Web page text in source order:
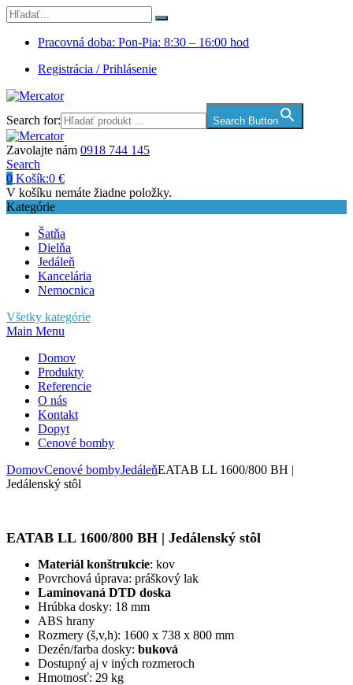
Pracovná doba: Pon-Pia: 8:30 – 16:00 hod
Registrácia / Prihlásenie
Search for: Search Button
Zavolajte nám 0918 744 145
Search
0 Košík:0 €
V košíku nemáte žiadne položky.
Kategórie
Šatňa
Dielňa
Jedáleň
Kancelária
Nemocnica
Všetky kategórie
Main Menu
Domov
Produkty
Referencie
O nás
Kontakt
Dopyt
Cenové bomby
DomovCenové bombyJedáleňEATAB LL 1600/800 BH |
Jedálenský stôl
EATAB LL 1600/800 BH | Jedálenský stôl
Materiál konštrukcie: kov
Povrchová úprava: práškový lak
Laminovaná DTD doska
Hrúbka dosky: 18 mm
ABS hrany
Rozmery (š,v,h): 1600 x 738 x 800 mm
Dezén/farba dosky: buková
Dostupný aj v iných rozmeroch
Hmotnosť: 29 kg